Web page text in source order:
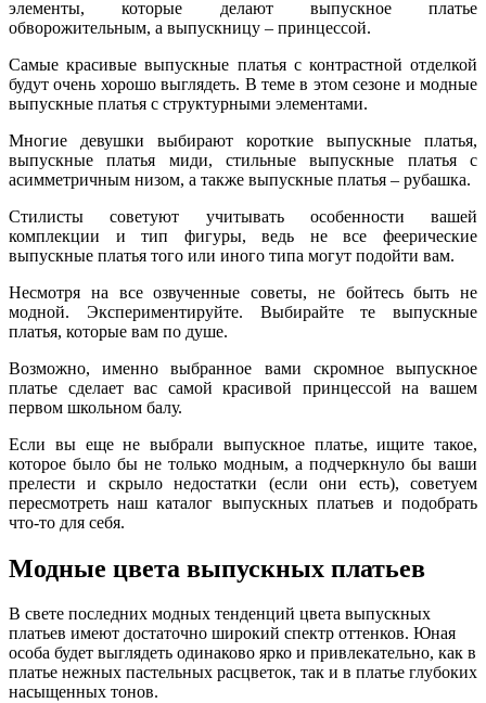
элементы, которые делают выпускное платье
обворожительным, а выпускницу – принцессой.
Самые красивые выпускные платья с контрастной отделкой
будут очень хорошо выглядеть. В теме в этом сезоне и модные
выпускные платья с структурными элементами.
Многие девушки выбирают короткие выпускные платья,
выпускные платья миди, стильные выпускные платья с
асимметричным низом, а также выпускные платья – рубашка.
Стилисты советуют учитывать особенности вашей
комплекции и тип фигуры, ведь не все феерические
выпускные платья того или иного типа могут подойти вам.
Несмотря на все озвученные советы, не бойтесь быть не
модной. Экспериментируйте. Выбирайте те выпускные
платья, которые вам по душе.
Возможно, именно выбранное вами скромное выпускное
платье сделает вас самой красивой принцессой на вашем
первом школьном балу.
Если вы еще не выбрали выпускное платье, ищите такое,
которое было бы не только модным, а подчеркнуло бы ваши
прелести и скрыло недостатки (если они есть), советуем
пересмотреть наш каталог выпускных платьев и подобрать
что-то для себя.
Модные цвета выпускных платьев
В свете последних модных тенденций цвета выпускных
платьев имеют достаточно широкий спектр оттенков. Юная
особа будет выглядеть одинаково ярко и привлекательно, как в
платье нежных пастельных расцветок, так и в платье глубоких
насыщенных тонов.